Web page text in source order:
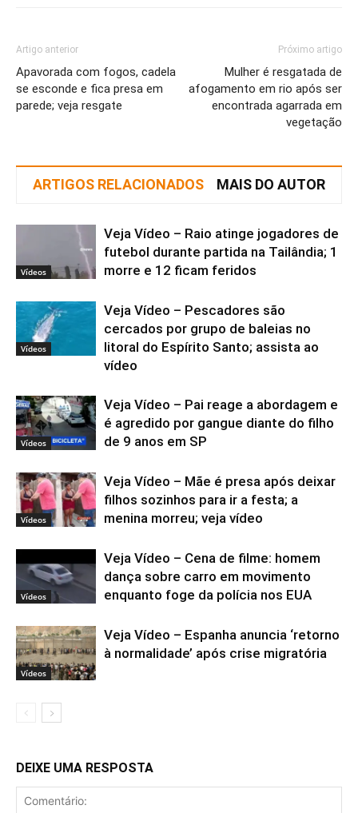
Artigo anterior
Apavorada com fogos, cadela
se esconde e fica presa em
parede; veja resgate
Próximo artigo
Mulher é resgatada de
afogamento em rio após ser
encontrada agarrada em
vegetação
ARTIGOS RELACIONADOS MAIS DO AUTOR
Vídeos
Veja Vídeo – Raio atinge jogadores de
futebol durante partida na Tailândia; 1
morre e 12 ficam feridos
Vídeos
Veja Vídeo – Pescadores são
cercados por grupo de baleias no
litoral do Espírito Santo; assista ao
vídeo
Vídeos
Veja Vídeo – Pai reage a abordagem e
é agredido por gangue diante do filho
de 9 anos em SP
Vídeos
Veja Vídeo – Mãe é presa após deixar
filhos sozinhos para ir a festa; a
menina morreu; veja vídeo
Vídeos
Veja Vídeo – Cena de filme: homem
dança sobre carro em movimento
enquanto foge da polícia nos EUA
Vídeos
Veja Vídeo – Espanha anuncia ‘retorno
à normalidade’ após crise migratória
DEIXE UMA RESPOSTA